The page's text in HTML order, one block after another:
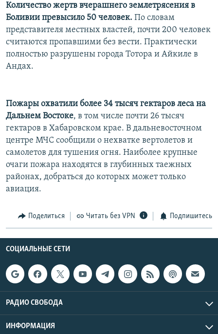
Количество жертв вчерашнего землетрясения в
Боливии превысило 50 человек. По словам
представителя местных властей, почти 200 человек
считаются пропавшими без вести. Практически
полностью разрушены города Тотора и Айкиле в
Андах.
Пожары охватили более 34 тысяч гектаров леса на
Дальнем Востоке, в том числе почти 26 тысяч
гектаров в Хабаровском крае. В дальневосточном
центре МЧС сообщили о нехватке вертолетов и
самолетов для тушения огня. Наиболее крупные
очаги пожара находятся в глубинных таежных
районах, добраться до которых может только
авиация.
Поделиться Читать без VPN Подпишитесь
СОЦИАЛЬНЫЕ СЕТИ
РАДИО СВОБОДА
ИНФОРМАЦИЯ